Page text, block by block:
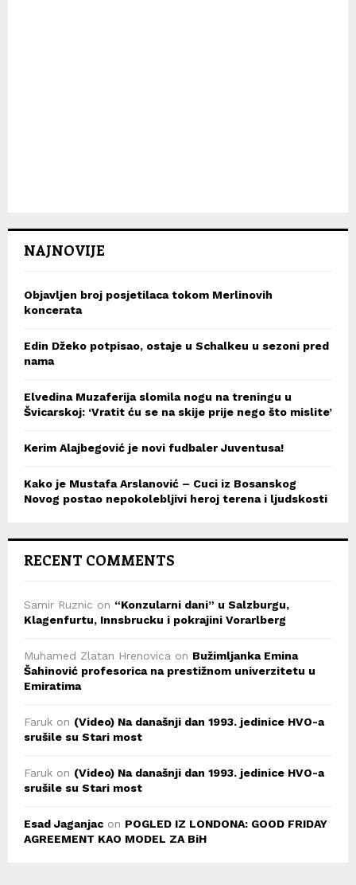
NAJNOVIJE
Objavljen broj posjetilaca tokom Merlinovih
koncerata
Edin Džeko potpisao, ostaje u Schalkeu u sezoni pred
nama
Elvedina Muzaferija slomila nogu na treningu u
Švicarskoj: ‘Vratit ću se na skije prije nego što mislite’
Kerim Alajbegović je novi fudbaler Juventusa!
Kako je Mustafa Arslanović – Cuci iz Bosanskog
Novog postao nepokolebljivi heroj terena i ljudskosti
RECENT COMMENTS
Samir Ruznic on “Konzularni dani” u Salzburgu,
Klagenfurtu, Innsbrucku i pokrajini Vorarlberg
Muhamed Zlatan Hrenovica on Bužimljanka Emina
Šahinović profesorica na prestižnom univerzitetu u
Emiratima
Faruk on (Video) Na današnji dan 1993. jedinice HVO-a
srušile su Stari most
Faruk on (Video) Na današnji dan 1993. jedinice HVO-a
srušile su Stari most
Esad Jaganjac on POGLED IZ LONDONA: GOOD FRIDAY
AGREEMENT KAO MODEL ZA BiH